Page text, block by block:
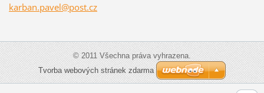
karban.pavel@post.cz
© 2011 Všechna práva vyhrazena.
Tvorba webových stránek zdarma